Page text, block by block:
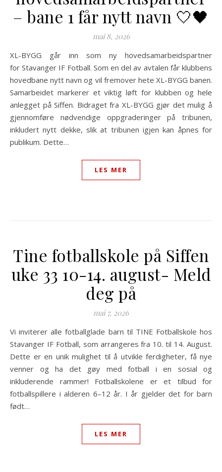
– bane 1 får nytt navn 🤍🖤
mai 8, 2026
XL-BYGG går inn som ny hovedsamarbeidspartner
for Stavanger IF Fotball. Som en del av avtalen får klubbens
hovedbane nytt navn og vil fremover hete XL-BYGG banen.
Samarbeidet markerer et viktig løft for klubben og hele
anlegget på Siffen. Bidraget fra XL-BYGG gjør det mulig å
gjennomføre nødvendige oppgraderinger på tribunen,
inkludert nytt dekke, slik at tribunen igjen kan åpnes for
publikum. Dette…
LES MER
Tine fotballskole på Siffen
uke 33 10-14. august- Meld
deg på
mai 7, 2026
Vi inviterer alle fotballglade barn til TINE Fotballskole hos
Stavanger IF Fotball, som arrangeres fra 10. til 14. August.
Dette er en unik mulighet til å utvikle ferdigheter, få nye
venner og ha det gøy med fotball i en sosial og
inkluderende rammer! Fotballskolene er et tilbud for
fotballspillere i alderen 6–12 år. I år gjelder det for barn
født…
LES MER